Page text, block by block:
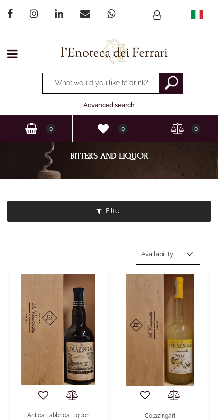
Open menu
Changing a filter automatically updates the other
Advanced search
0 0 0
BITTERS AND LIQUOR
Filter
Antica Fabbrica Liquori
Colazingari